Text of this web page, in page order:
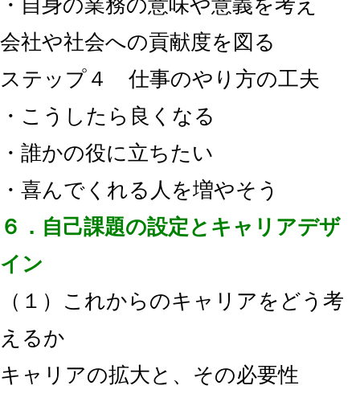
・自身の業務の意味や意義を考え
会社や社会への貢献度を図る
ステップ４ 仕事のやり方の工夫
・こうしたら良くなる
・誰かの役に立ちたい
・喜んでくれる人を増やそう
６．自己課題の設定とキャリアデザ
イン
（１）これからのキャリアをどう考
えるか
キャリアの拡大と、その必要性